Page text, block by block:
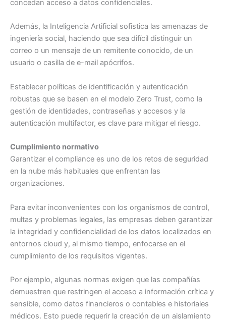
concedan acceso a datos confidenciales.
Además, la Inteligencia Artificial sofistica las amenazas de
ingeniería social, haciendo que sea difícil distinguir un
correo o un mensaje de un remitente conocido, de un
usuario o casilla de e-mail apócrifos.
Establecer políticas de identificación y autenticación
robustas que se basen en el modelo Zero Trust, como la
gestión de identidades, contraseñas y accesos y la
autenticación multifactor, es clave para mitigar el riesgo.
Cumplimiento normativo
Garantizar el compliance es uno de los retos de seguridad
en la nube más habituales que enfrentan las
organizaciones.
Para evitar inconvenientes con los organismos de control,
multas y problemas legales, las empresas deben garantizar
la integridad y confidencialidad de los datos localizados en
entornos cloud y, al mismo tiempo, enfocarse en el
cumplimiento de los requisitos vigentes.
Por ejemplo, algunas normas exigen que las compañías
demuestren que restringen el acceso a información crítica y
sensible, como datos financieros o contables e historiales
médicos. Esto puede requerir la creación de un aislamiento